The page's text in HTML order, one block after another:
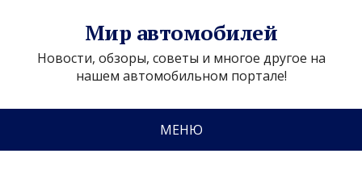
Мир автомобилей
Новости, обзоры, советы и многое другое на
нашем автомобильном портале!
МЕНЮ